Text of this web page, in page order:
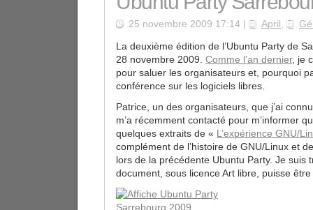
25 novembre 2009 17:14 | April ,
La deuxième édition de l’Ubuntu Party de
28 novembre 2009. Comme l’an dernier, je
pour saluer les organisateurs et, pourquoi
conférence sur les logiciels libres.
Patrice, un des organisateurs, que j’ai
m’a récemment contacté pour m’informer
quelques extraits de « L’expérience GNU/
complément de l’histoire de GNU/Linux et
lors de la précédente Ubuntu Party. Je suis
document, sous licence Art libre, puisse être